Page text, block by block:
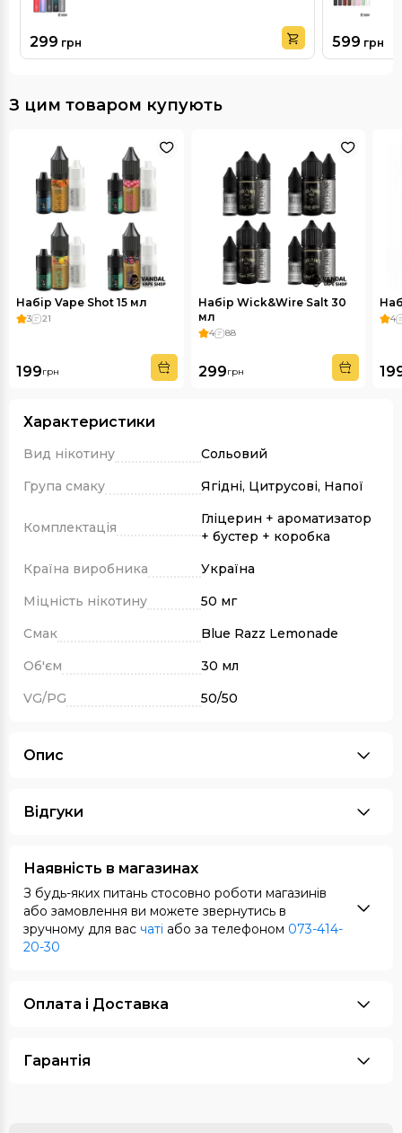
299 грн 599 грн
З цим товаром купують
Набір Vape Shot 15 мл
3 21
199грн
Набір Wick&Wire Salt 30
мл
4 88
299грн
4
Характеристики
Вид нікотину
Сольовий
Група смаку
Ягідні, Цитрусові, Напої
Комплектація
Гліцерин + ароматизатор
+ бустер + коробка
Країна виробника
Україна
Міцність нікотину
50 мг
Смак
Blue Razz Lemonade
Об'єм
30 мл
VG/PG
50/50
Опис
Відгуки
Наявність в магазинах
З будь-яких питань стосовно роботи магазинів
або замовлення ви можете звернутись в
зручному для вас чаті або за телефоном 073-414-
20-30
Оплата i Доставка
Гарантія